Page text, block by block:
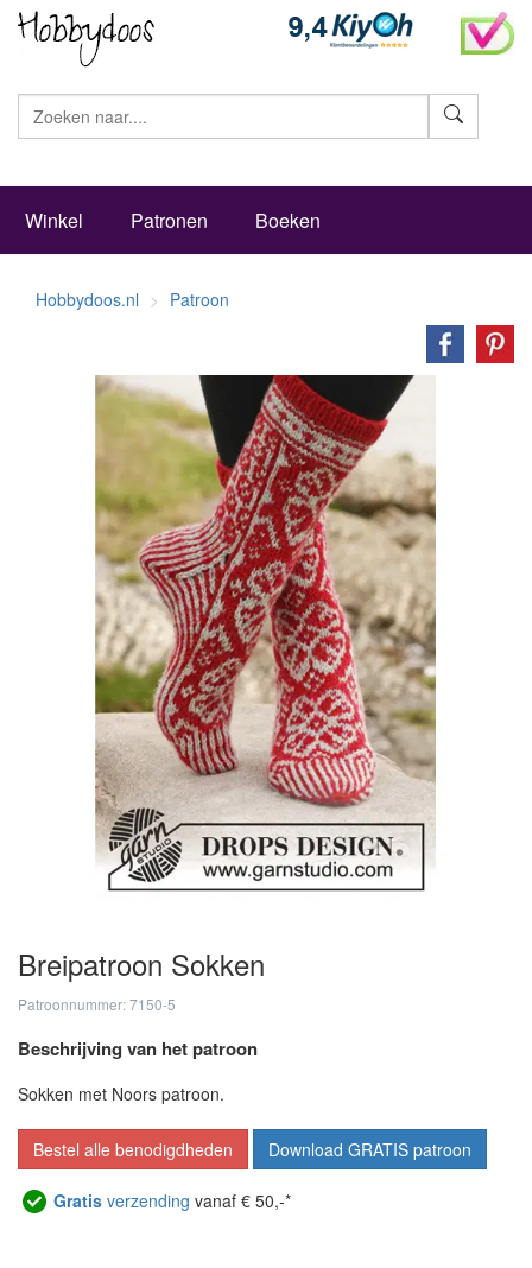
Winkel Patronen Boeken
Hobbydoos.nl Patroon
Breipatroon Sokken
Patroonnummer: 7150-5
Beschrijving van het patroon
Sokken met Noors patroon.
Bestel alle benodigdheden Download GRATIS patroon
Gratis verzending vanaf € 50,-*